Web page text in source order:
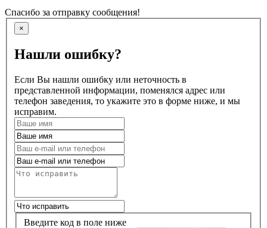
Спасибо за отправку сообщения!
×
Нашли ошибку?
Если Вы нашли ошибку или неточность в
представленной информации, поменялся адрес или
телефон заведения, то укажите это в форме ниже, и мы
исправим.
Введите код в поле ниже